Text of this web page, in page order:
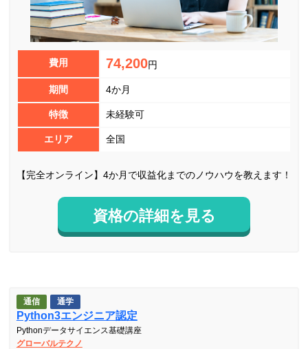
費用 74,200円
期間 4か月
特徴 未経験可
エリア 全国
【完全オンライン】4か月で収益化までのノウハウを教えます！
資格の詳細を見る
通信 通学
Python3エンジニア認定
Pythonデータサイエンス基礎講座
グローバルテクノ